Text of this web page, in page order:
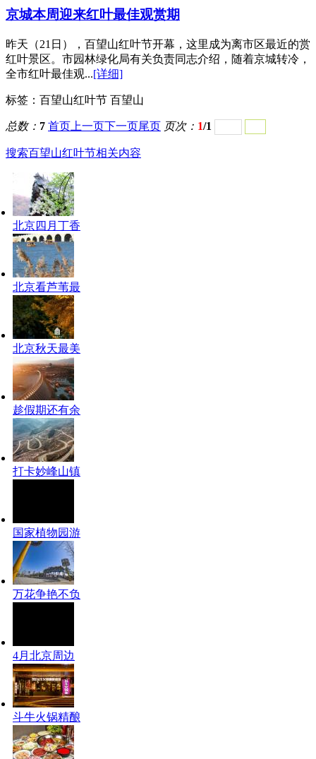
京城本周迎来红叶最佳观赏期
昨天（21日），百望山红叶节开幕，这里成为离市区最近的赏
红叶景区。市园林绿化局有关负责同志介绍，随着京城转冷，
全市红叶最佳观...[详细]
标签： 百望山红叶节 百望山
总数： 7 首页 上一页下一页尾页 页次： 1/1
搜索百望山红叶节相关内容
北京四月丁香
北京看芦苇最
北京秋天最美
趁假期还有余
打卡妙峰山镇
国家植物园游
万花争艳不负
4月北京周边
斗牛火锅精酿